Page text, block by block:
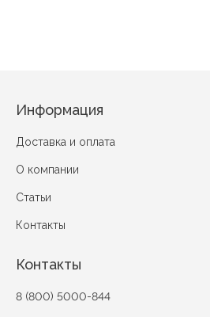
Информация
Доставка и оплата
О компании
Статьи
Контакты
Контакты
8 (800) 5000-844